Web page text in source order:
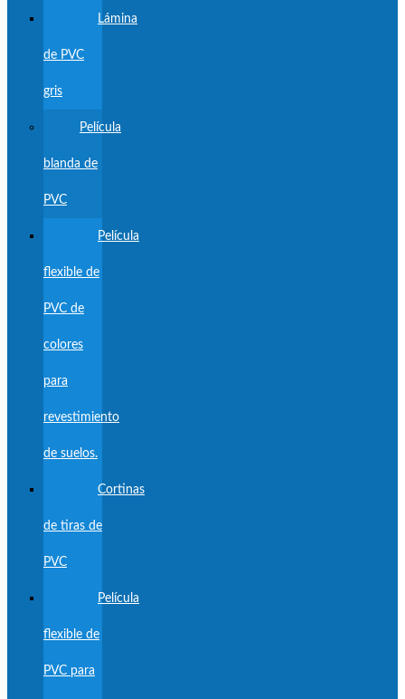
Lámina
de PVC
gris
Película
blanda de
PVC
Película
flexible de
PVC de
colores
para
revestimiento
de suelos.
Cortinas
de tiras de
PVC
Película
flexible de
PVC para